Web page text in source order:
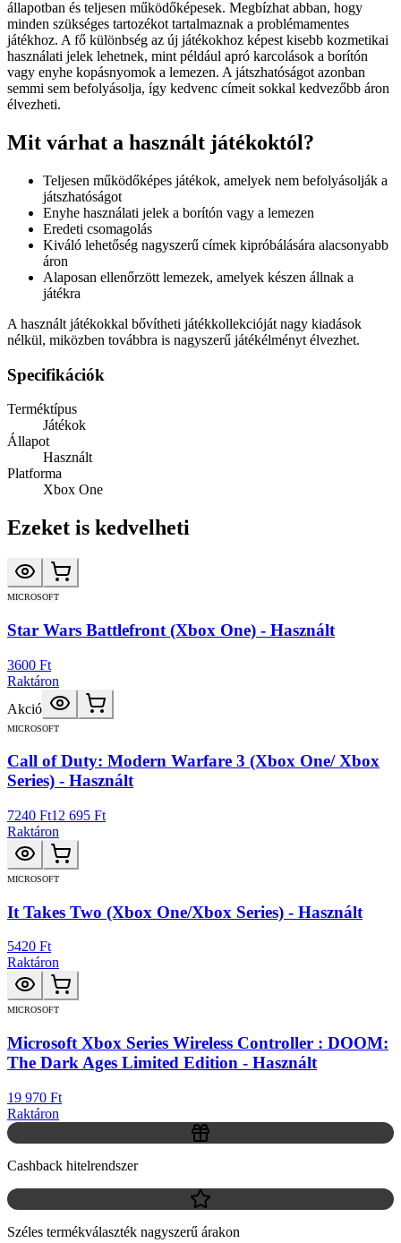
állapotban és teljesen működőképesek. Megbízhat abban, hogy
minden szükséges tartozékot tartalmaznak a problémamentes
játékhoz. A fő különbség az új játékokhoz képest kisebb kozmetikai
használati jelek lehetnek, mint például apró karcolások a borítón
vagy enyhe kopásnyomok a lemezen. A játszhatóságot azonban
semmi sem befolyásolja, így kedvenc címeit sokkal kedvezőbb áron
élvezheti.
Mit várhat a használt játékoktól?
Teljesen működőképes játékok, amelyek nem befolyásolják a
játszhatóságot
Enyhe használati jelek a borítón vagy a lemezen
Eredeti csomagolás
Kiváló lehetőség nagyszerű címek kipróbálására alacsonyabb
áron
Alaposan ellenőrzött lemezek, amelyek készen állnak a
játékra
A használt játékokkal bővítheti játékkollekcióját nagy kiadások
nélkül, miközben továbbra is nagyszerű játékélményt élvezhet.
Specifikációk
Terméktípus
Játékok
Állapot
Használt
Platforma
Xbox One
Ezeket is kedvelheti
MICROSOFT
Star Wars Battlefront (Xbox One) - Használt
3600 Ft
Raktáron
Akció
MICROSOFT
Call of Duty: Modern Warfare 3 (Xbox One/ Xbox
Series) - Használt
7240 Ft12 695 Ft
Raktáron
MICROSOFT
It Takes Two (Xbox One/Xbox Series) - Használt
5420 Ft
Raktáron
MICROSOFT
Microsoft Xbox Series Wireless Controller : DOOM:
The Dark Ages Limited Edition - Használt
19 970 Ft
Raktáron
Cashback hitelrendszer
Széles termékválaszték nagyszerű árakon